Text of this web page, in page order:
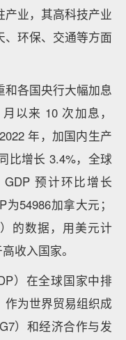
产业，其高科技产业
环保、交通等方面
各国央行大幅加息
以来 10 次加息，
年，加国内生产
比增长 3.4%，全球
预计环比增长
54986加拿大元；
的数据，用美元计
收入国家。
）在全球国家中排
作为世界贸易组织成
）和经济合作与发